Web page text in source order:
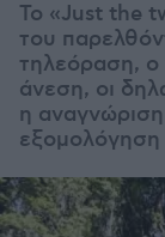
Το «Just the
του
τηλεόραση, ο
άνεση, οι
η
εξομολόγηση